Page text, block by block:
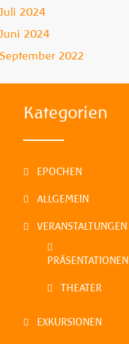
Juli 2024
Juni 2024
September 2022
Kategorien
EPOCHEN
ALLGEMEIN
VERANSTALTUNGEN
PRÄSENTATIONEN
THEATER
EXKURSIONEN